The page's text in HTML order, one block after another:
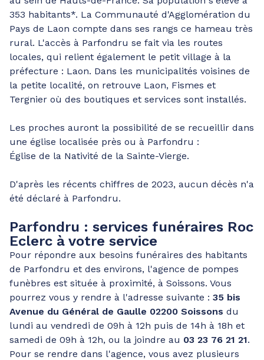
353 habitants*. La Communauté d'Agglomération du
Pays de Laon compte dans ses rangs ce hameau très
rural. L'accès à Parfondru se fait via les routes
locales, qui relient également le petit village à la
préfecture : Laon. Dans les municipalités voisines de
la petite localité, on retrouve Laon, Fismes et
Tergnier où des boutiques et services sont installés.
Les proches auront la possibilité de se recueillir dans
une église localisée près ou à Parfondru :
Église de la Nativité de la Sainte-Vierge.
D'après les récents chiffres de 2023, aucun décès n'a
été déclaré à Parfondru.
Parfondru : services funéraires Roc
Eclerc à votre service
Pour répondre aux besoins funéraires des habitants
de Parfondru et des environs, l'agence de pompes
funèbres est située à proximité, à Soissons. Vous
pourrez vous y rendre à l'adresse suivante : 35 bis
Avenue du Général de Gaulle 02200 Soissons du
lundi au vendredi de 09h à 12h puis de 14h à 18h et
samedi de 09h à 12h, ou la joindre au 03 23 76 21 21.
Pour se rendre dans l'agence, vous avez plusieurs